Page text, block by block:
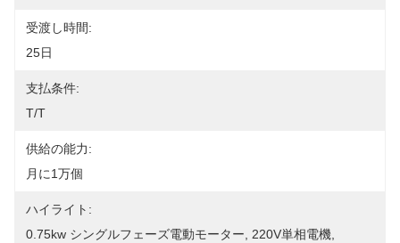
受渡し時間:
25日
支払条件:
T/T
供給の能力:
月に1万個
ハイライト:
0.75kw シングルフェーズ電動モーター
220V単相電機